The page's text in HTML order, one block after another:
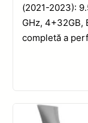
(2021-2023):
GHz, 4+32GB,
completă a